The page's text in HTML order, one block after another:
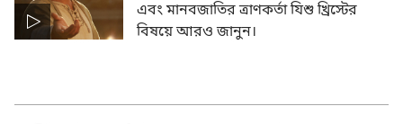
এবং মানবজাতির ত্রাণকর্তা যিশু খ্রিস্টের
বিষয়ে আরও জানুন।